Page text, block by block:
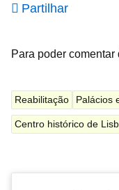
Partilhar
Para poder comentar
Reabilitação Palácios
Centro histórico de